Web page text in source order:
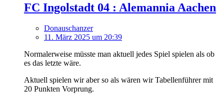
FC Ingolstadt 04 : Alemannia Aachen
Donauschanzer
11. März 2025 um 20:39
Normalerweise müsste man aktuell jedes Spiel spielen als ob
es das letzte wäre.
Aktuell spielen wir aber so als wären wir Tabellenführer mit
20 Punkten Vorprung.